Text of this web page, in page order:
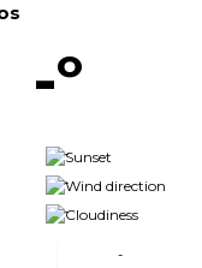
-º
-
-
-
-